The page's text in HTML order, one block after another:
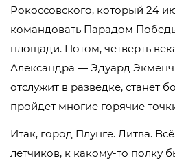
Рокоссовского, который 24
командовать Парадом
площади. Потом, четверть
Александра — Эдуард
отслужит в разведке, станет
пройдет многие горячие
Итак, город Плунге. Литва.
летчиков, к какому-то полку